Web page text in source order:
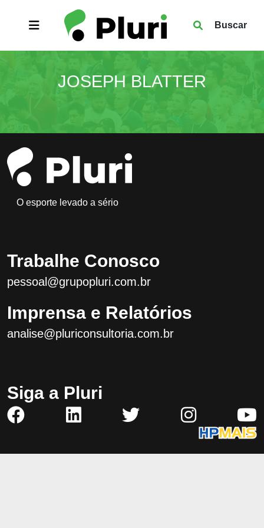
Buscar
JOSEPH BLATTER
O esporte levado a sério
Trabalhe Conosco
pessoal@grupopluri.com.br
Imprensa e Relatórios
analise@pluriconsultoria.com.br
Siga a Pluri